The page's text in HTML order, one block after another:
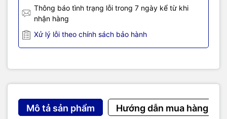
Thông báo tình trạng lỗi trong 7 ngày kể từ khi
nhận hàng
Xử lý lỗi theo chính sách bảo hành
Mô tả sản phẩm Hướng dẫn mua hàng